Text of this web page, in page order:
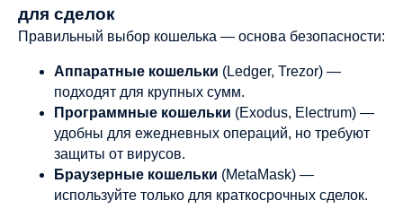
для сделок
Правильный выбор кошелька — основа безопасности:
Аппаратные кошельки (Ledger, Trezor) —
подходят для крупных сумм.
Программные кошельки (Exodus, Electrum) —
удобны для ежедневных операций, но требуют
защиты от вирусов.
Браузерные кошельки (MetaMask) —
используйте только для краткосрочных сделок.